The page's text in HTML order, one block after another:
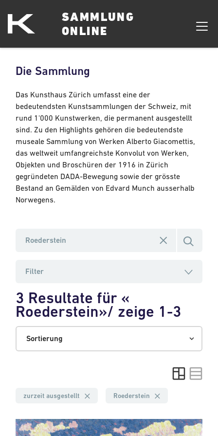
SAMMLUNG
ONLINE
Die Sammlung
Das Kunsthaus Zürich umfasst eine der
bedeutendsten Kunstsammlungen der Schweiz, mit
rund 1'000 Kunstwerken, die permanent ausgestellt
sind. Zu den Highlights gehören die bedeutendste
museale Sammlung von Werken Alberto Giacomettis,
das weltweit umfangreichste Konvolut von Werken,
Objekten und Broschüren der 1916 in Zürich
gegründeten DADA-Bewegung sowie der grösste
Bestand an Gemälden von Edvard Munch ausserhalb
Norwegens.
Filter
Filtern nach
Datierung
Malerei (3)
C 1[1] Malerei 19. Jh. CH (1)
Bildnis (1)
3 Resultate für «
Roederstein»/ zeige 1-3
zurzeit ausgestellt Roederstein